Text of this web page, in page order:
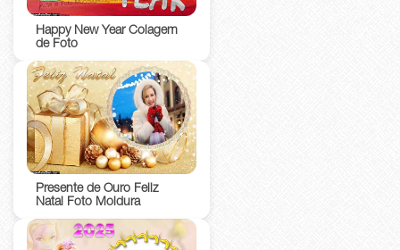
Happy New Year Colagem
de Foto
Presente de Ouro Feliz
Natal Foto Moldura